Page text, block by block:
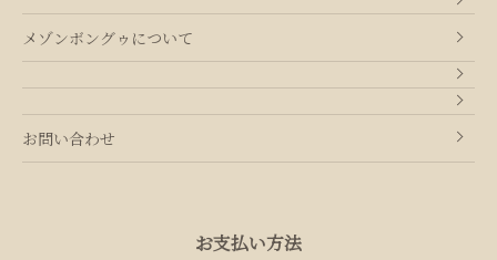
メゾンボングゥについて
お問い合わせ
お支払い方法